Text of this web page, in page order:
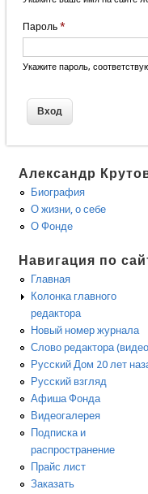
Пароль *
Укажите пароль,
Александр
Биография
О жизни, о себе
О Фонде
Навигация по
Главная
Колонка главного
редактора
Новый номер журнала
Слово редактора
Русский Дом 20 лет
Русский взгляд
Афиша Фонда
Видеогалерея
Подписка и
распространение
Прайс лист
Заказать